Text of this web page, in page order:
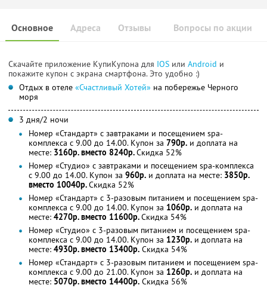
Основное Отзывы Вопросы по акции
Адреса
Скачайте приложение КупиКупона для IOS или Android и
покажите купон с экрана смартфона. Это удобно :)
Отдых в отеле «Счастливый Хотей» на побережье Черного
моря
3 дня/2 ночи
Номер «Стандарт» с завтраками и посещением spa-
комплекса с 9.00 до 14.00. Купон за 790р. и доплата на
месте: 3160р. вместо 8240р.Скидка 52%
Номер «Студио» с завтраками и посещением spa-комплекса
с 9.00 до 14.00. Купон за 960р. и доплата на месте: 3850р.
вместо 10040р.Скидка 52%
Номер «Стандарт» с 3-разовым питанием и посещением spa-
комплекса с 9.00 до 14.00. Купон за 1060р. и доплата на
месте: 4270р. вместо 11600р.Скидка 54%
Номер «Студио» с 3-разовым питанием и посещением spa-
комплекса с 9.00 до 14.00. Купон за 1230р. и доплата на
месте: 4930р. вместо 13400р. Скидка 54%
Номер «Стандарт» с 3-разовым питанием и посещением spa-
комплекса с 9.00 до 21.00. Купон за 1260р. и доплата на
месте: 5070р. вместо 14400р. Скидка 56%